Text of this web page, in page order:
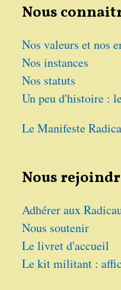
Nous
Nos valeurs et nos
Nos instances
Nos statuts
Un peu d'histoire :
Le Manifeste
Nous
Adhérer aux
Nous soutenir
Le livret d'accueil
Le kit militant :